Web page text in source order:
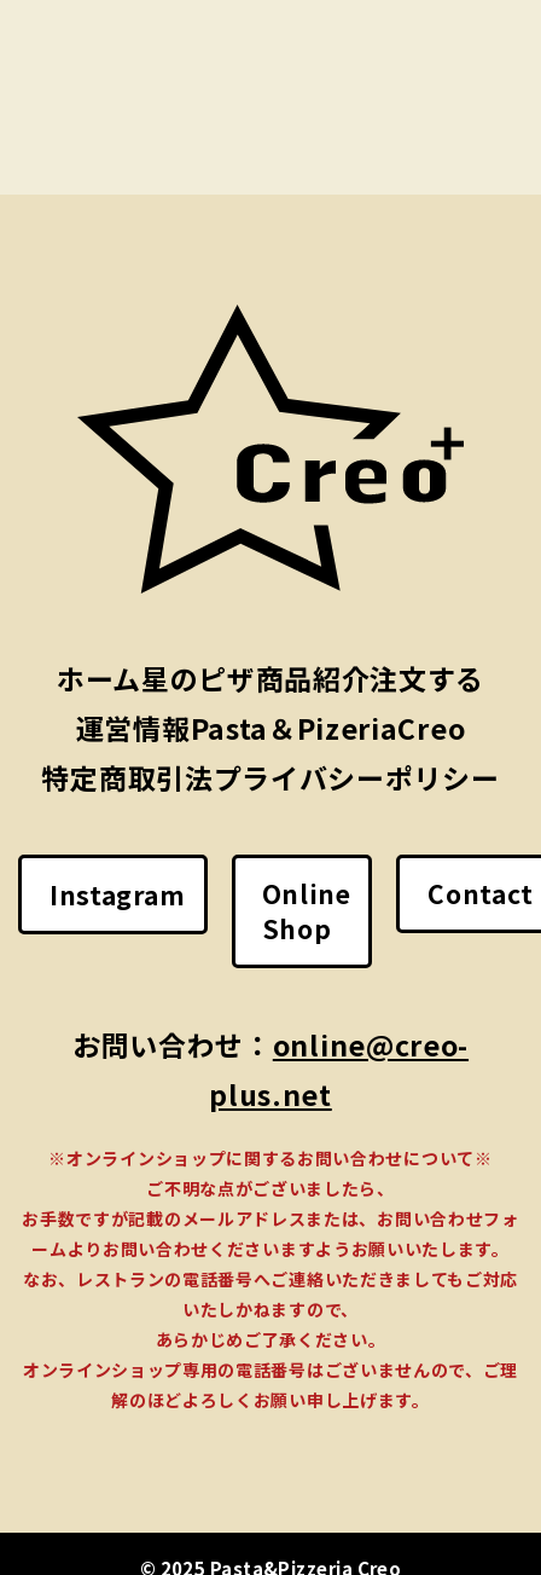
ホーム星のピザ商品紹介注文する
運営情報Pasta＆PizeriaCreo
特定商取引法プライバシーポリシー
Instagram
Online
Shop
Contact
お問い合わせ： online@creo-
plus.net
※オンラインショップに関するお問い合わせについて※
ご不明な点がございましたら、
お手数ですが記載のメールアドレスまたは、お問い合わせフォ
ームよりお問い合わせくださいますようお願いいたします。
なお、レストランの電話番号へご連絡いただきましてもご対応
いたしかねますので、
あらかじめご了承ください。
オンラインショップ専用の電話番号はございませんので、ご理
解のほどよろしくお願い申し上げます。
© 2025 Pasta&Pizzeria Creo